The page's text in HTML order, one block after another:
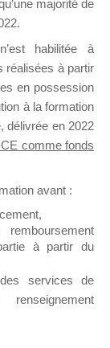
de
à
support
majorité de
habilitée à
réalisées à partir
en possession
à la formation
délivrée en 2022
comme fonds
avant :
à partir du
services de